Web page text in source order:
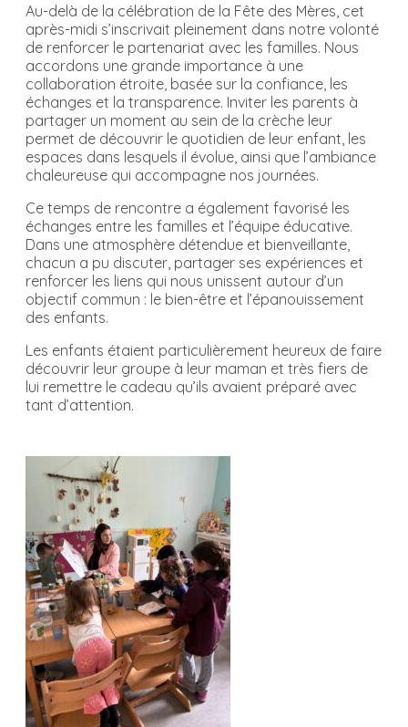
Au-delà de la célébration de la Fête des Mères, cet
après-midi s’inscrivait pleinement dans notre volonté
de renforcer le partenariat avec les familles. Nous
accordons une grande importance à une
collaboration étroite, basée sur la confiance, les
échanges et la transparence. Inviter les parents à
partager un moment au sein de la crèche leur
permet de découvrir le quotidien de leur enfant, les
espaces dans lesquels il évolue, ainsi que l’ambiance
chaleureuse qui accompagne nos journées.
Ce temps de rencontre a également favorisé les
échanges entre les familles et l’équipe éducative.
Dans une atmosphère détendue et bienveillante,
chacun a pu discuter, partager ses expériences et
renforcer les liens qui nous unissent autour d’un
objectif commun : le bien-être et l’épanouissement
des enfants.
Les enfants étaient particulièrement heureux de faire
découvrir leur groupe à leur maman et très fiers de
lui remettre le cadeau qu’ils avaient préparé avec
tant d’attention.